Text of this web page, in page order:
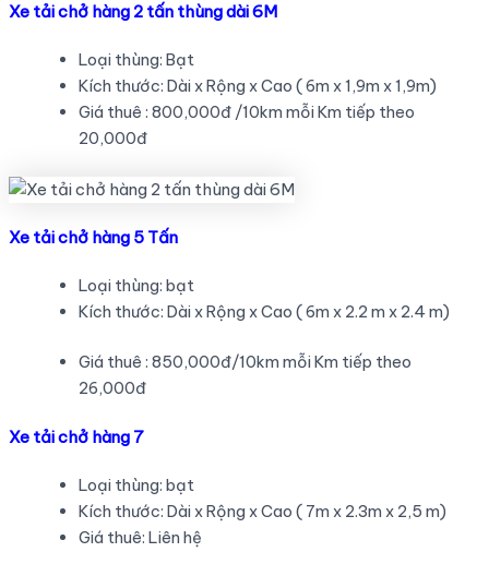
Xe tải chở hàng 2 tấn thùng dài 6M
Loại thùng: Bạt
Kích thước: Dài x Rộng x Cao ( 6m x 1,9m x 1,9m)
Giá thuê : 800,000đ /10km mỗi Km tiếp theo
20,000đ
Xe tải chở hàng 5 Tấn
Loại thùng: bạt
Kích thước: Dài x Rộng x Cao ( 6m x 2.2 m x 2.4 m)
Giá thuê : 850,000đ/10km mỗi Km tiếp theo
26,000đ
Xe tải chở hàng 7
Loại thùng: bạt
Kích thước: Dài x Rộng x Cao ( 7m x 2.3m x 2,5 m)
Giá thuê: Liên hệ